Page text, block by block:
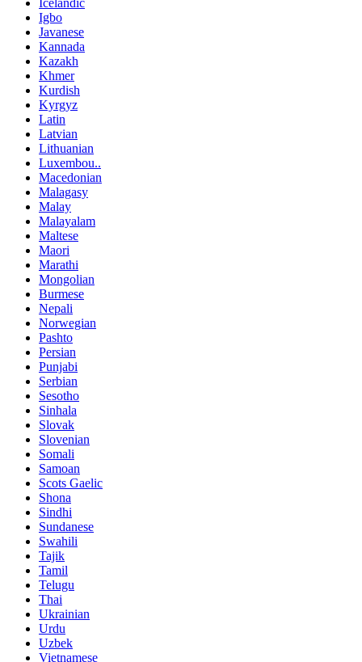
Icelandic
Igbo
Javanese
Kannada
Kazakh
Khmer
Kurdish
Kyrgyz
Latin
Latvian
Lithuanian
Luxembou..
Macedonian
Malagasy
Malay
Malayalam
Maltese
Maori
Marathi
Mongolian
Burmese
Nepali
Norwegian
Pashto
Persian
Punjabi
Serbian
Sesotho
Sinhala
Slovak
Slovenian
Somali
Samoan
Scots Gaelic
Shona
Sindhi
Sundanese
Swahili
Tajik
Tamil
Telugu
Thai
Ukrainian
Urdu
Uzbek
Vietnamese